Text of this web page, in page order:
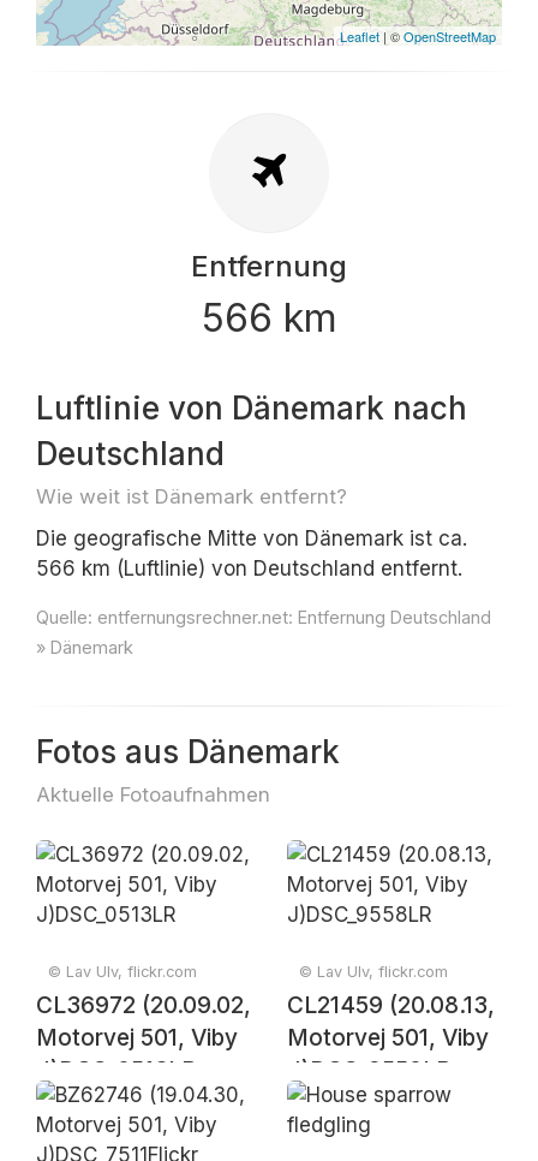
Leaflet | ©OpenStreetMap
Entfernung
566 km
Luftlinie von Dänemark nach
Deutschland
Wie weit ist Dänemark entfernt?
Die geografische Mitte von Dänemark ist ca.
566 km (Luftlinie) von Deutschland entfernt.
Quelle: entfernungsrechner.net: Entfernung Deutschland
» Dänemark
Fotos aus Dänemark
Aktuelle Fotoaufnahmen
© Lav Ulv, flickr.com
CL36972 (20.09.02,
Motorvej 501, Viby
J)DSC_0513LR
© Lav Ulv, flickr.com
CL21459 (20.08.13,
Motorvej 501, Viby
J)DSC_9558LR